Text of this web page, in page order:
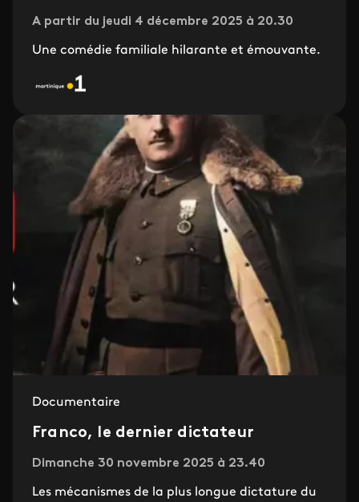
A partir du jeudi 4 décembre 2025 à 20.30
Une comédie familiale hilarante et émouvante.
Documentaire
Franco, le dernier dictateur
Dimanche 30 novembre 2025 à 23.40
Les mécanismes de la plus longue dictature du